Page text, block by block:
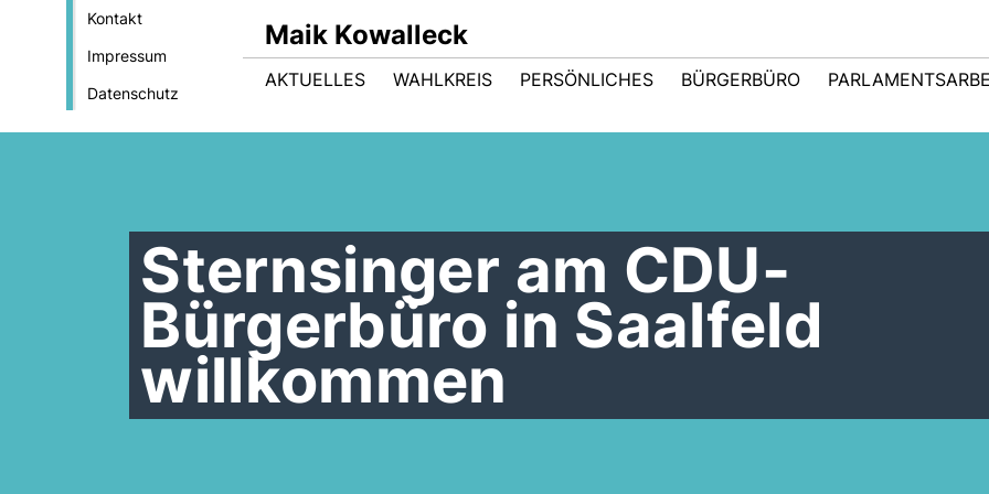
Kontakt
Impressum
Datenschutz
Maik Kowalleck
AKTUELLES WAHLKREIS PERSÖNLICHES BÜRGERBÜRO
Sternsinger am CDU-
Bürgerbüro in Saalfeld
willkommen